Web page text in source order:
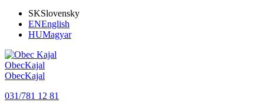
SKSlovensky
ENEnglish
HUMagyar
ObecKajal
ObecKajal
031/781 12 81